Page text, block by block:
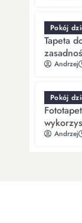
Pokój
Tapeta
Andrzej
Pokój
Andrzej